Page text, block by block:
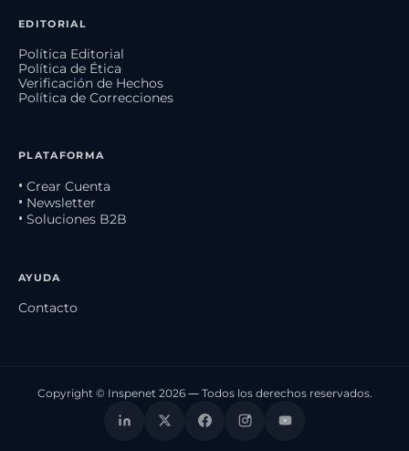
EDITORIAL
Política Editorial
Política de Ética
Verificación de Hechos
Política de Correcciones
PLATAFORMA
• Crear Cuenta
• Newsletter
• Soluciones B2B
AYUDA
Contacto
Copyright © Inspenet 2026 — Todos los derechos reservados.